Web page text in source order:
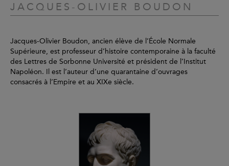
JACQUES-OLIVIER BOUDON
Jacques-Olivier Boudon, ancien élève de l’École Normale
Supérieure, est professeur d’histoire contemporaine à la faculté
des Lettres de Sorbonne Université et président de l’Institut
Napoléon. Il est l’auteur d’une quarantaine d’ouvrages
consacrés à l’Empire et au XIXe siècle.